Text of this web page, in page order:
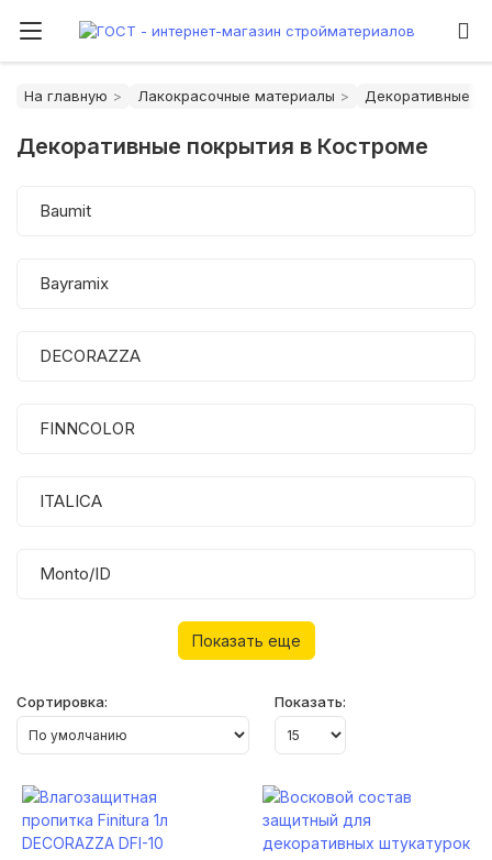
На главную Лакокрасочные материалы Декоративные
Декоративные покрытия в Костроме
Baumit
Bayramix
DECORAZZA
FINNCOLOR
ITALICA
Monto/ID
Показать еще
Сортировка: Показать: